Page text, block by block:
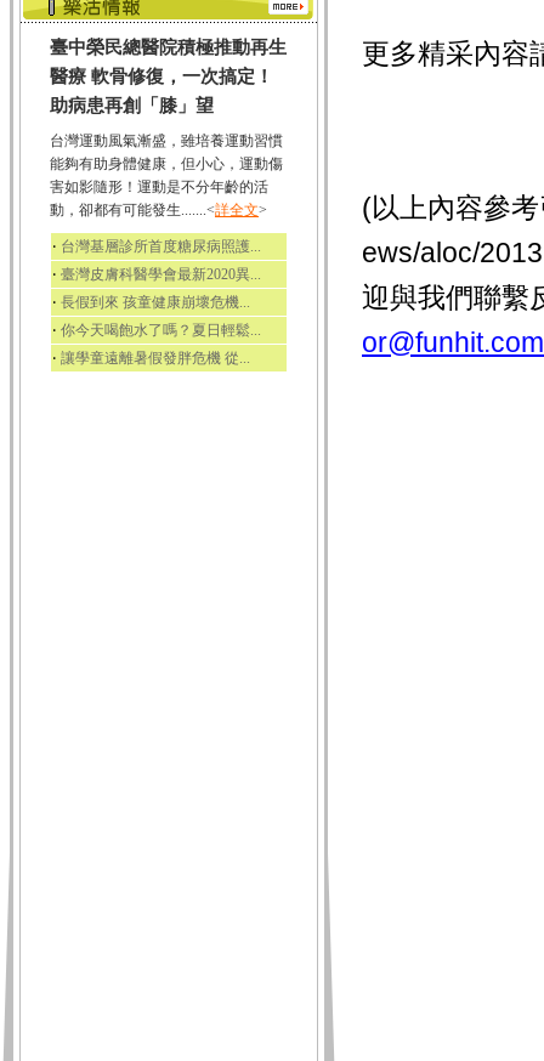
臺中榮民總醫院積極推動再生
醫療 軟骨修復，一次搞定！
助病患再創「膝」望
台灣運動風氣漸盛，雖培養運動習慣
能夠有助身體健康，但小心，運動傷
害如影隨形！運動是不分年齡的活
動，卻都有可能發生.......<詳全文>
‧ 台灣基層診所首度糖尿病照護...
‧ 臺灣皮膚科醫學會最新2020異...
‧ 長假到來 孩童健康崩壞危機...
‧ 你今天喝飽水了嗎？夏日輕鬆...
‧ 讓學童遠離暑假發胖危機 從...
更多精采內容
(以上內容參
ews/aloc/
迎與我們聯繫